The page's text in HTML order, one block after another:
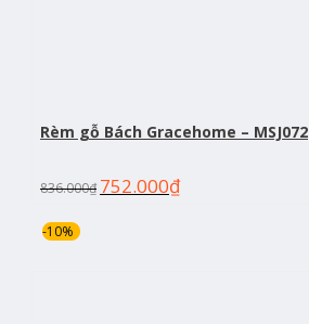
Rèm gỗ Bách Gracehome – MSJ072
836.000₫ 752.000₫
-10%